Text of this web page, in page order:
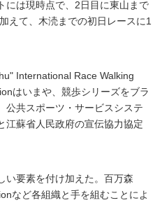
には現時点で、2日目に東山まで
えて、木涜までの初日レースに1
International Race Walking
はいまや、競歩シリーズをブラ
公共スポーツ・サービスシステ
江蘇省人民政府の宣伝協力協定
い要素を付け加えた。百万森
など各組織と手を組むことによ